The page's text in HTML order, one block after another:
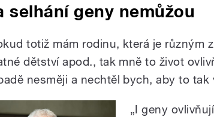
selhání geny nemůžou
totiž mám rodinu, která je různým
dětství apod., tak mně to život
nesměji a nechtěl bych, aby to tak
„I geny